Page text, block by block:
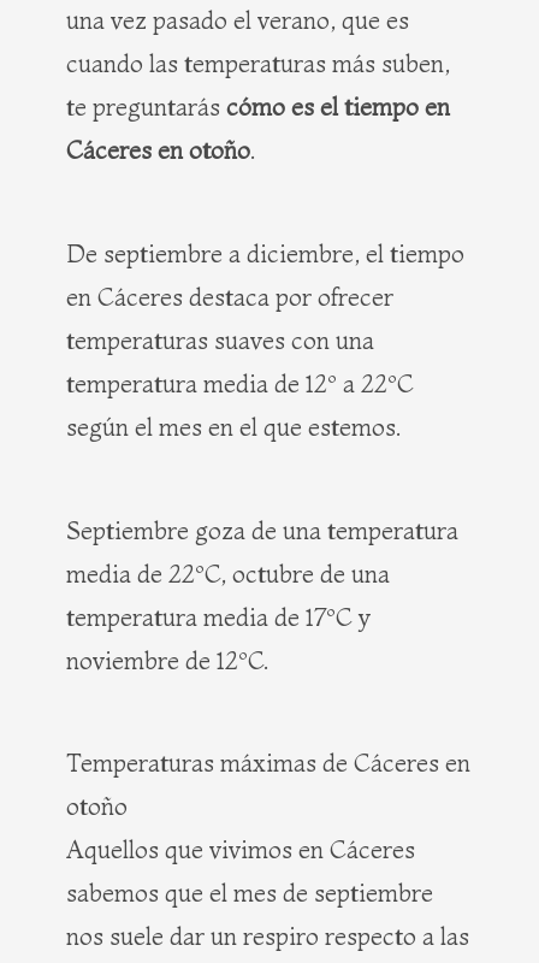
una vez pasado el verano, que es
cuando las temperaturas más suben,
te preguntarás cómo es el tiempo en
Cáceres en otoño.
De septiembre a diciembre, el tiempo
en Cáceres destaca por ofrecer
temperaturas suaves con una
temperatura media de 12º a 22ºC
según el mes en el que estemos.
Septiembre goza de una temperatura
media de 22ºC, octubre de una
temperatura media de 17ºC y
noviembre de 12ºC.
Temperaturas máximas de Cáceres en
otoño
Aquellos que vivimos en Cáceres
sabemos que el mes de septiembre
nos suele dar un respiro respecto a las